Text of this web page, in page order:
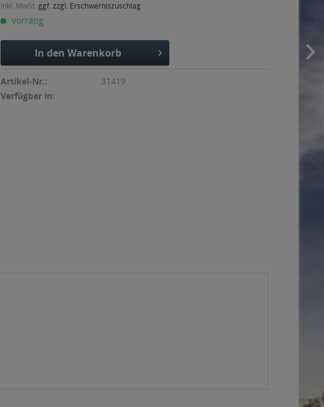
inkl. MwSt. ggf. zzgl. Erschwerniszuschlag
Vorrätig
In den Warenkorb
Artikel-Nr.:
31419
Verfügbar in: